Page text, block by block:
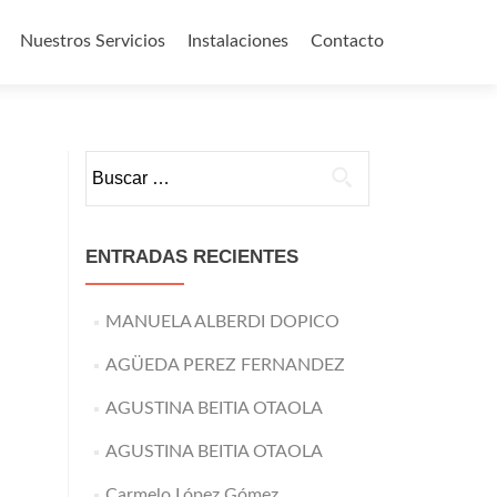
Nuestros Servicios Instalaciones Contacto
ENTRADAS RECIENTES
MANUELA ALBERDI DOPICO
AGÜEDA PEREZ FERNANDEZ
AGUSTINA BEITIA OTAOLA
AGUSTINA BEITIA OTAOLA